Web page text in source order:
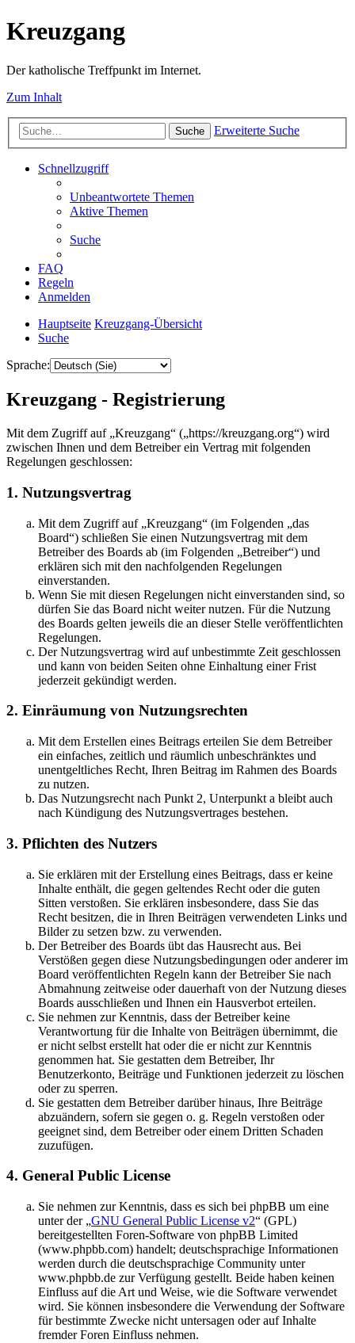
Kreuzgang
Der katholische Treffpunkt im Internet.
Zum Inhalt
Suche Erweiterte Suche
Schnellzugriff
Unbeantwortete Themen
Aktive Themen
Suche
FAQ
Regeln
Anmelden
Hauptseite Kreuzgang-Übersicht
Suche
Sprache:
Kreuzgang - Registrierung
Mit dem Zugriff auf „Kreuzgang“ („https://kreuzgang.org“) wird
zwischen Ihnen und dem Betreiber ein Vertrag mit folgenden
Regelungen geschlossen:
1. Nutzungsvertrag
Mit dem Zugriff auf „Kreuzgang“ (im Folgenden „das
Board“) schließen Sie einen Nutzungsvertrag mit dem
Betreiber des Boards ab (im Folgenden „Betreiber“) und
erklären sich mit den nachfolgenden Regelungen
einverstanden.
Wenn Sie mit diesen Regelungen nicht einverstanden sind, so
dürfen Sie das Board nicht weiter nutzen. Für die Nutzung
des Boards gelten jeweils die an dieser Stelle veröffentlichten
Regelungen.
Der Nutzungsvertrag wird auf unbestimmte Zeit geschlossen
und kann von beiden Seiten ohne Einhaltung einer Frist
jederzeit gekündigt werden.
2. Einräumung von Nutzungsrechten
Mit dem Erstellen eines Beitrags erteilen Sie dem Betreiber
ein einfaches, zeitlich und räumlich unbeschränktes und
unentgeltliches Recht, Ihren Beitrag im Rahmen des Boards
zu nutzen.
Das Nutzungsrecht nach Punkt 2, Unterpunkt a bleibt auch
nach Kündigung des Nutzungsvertrages bestehen.
3. Pflichten des Nutzers
Sie erklären mit der Erstellung eines Beitrags, dass er keine
Inhalte enthält, die gegen geltendes Recht oder die guten
Sitten verstoßen. Sie erklären insbesondere, dass Sie das
Recht besitzen, die in Ihren Beiträgen verwendeten Links und
Bilder zu setzen bzw. zu verwenden.
Der Betreiber des Boards übt das Hausrecht aus. Bei
Verstößen gegen diese Nutzungsbedingungen oder anderer im
Board veröffentlichten Regeln kann der Betreiber Sie nach
Abmahnung zeitweise oder dauerhaft von der Nutzung dieses
Boards ausschließen und Ihnen ein Hausverbot erteilen.
Sie nehmen zur Kenntnis, dass der Betreiber keine
Verantwortung für die Inhalte von Beiträgen übernimmt, die
er nicht selbst erstellt hat oder die er nicht zur Kenntnis
genommen hat. Sie gestatten dem Betreiber, Ihr
Benutzerkonto, Beiträge und Funktionen jederzeit zu löschen
oder zu sperren.
Sie gestatten dem Betreiber darüber hinaus, Ihre Beiträge
abzuändern, sofern sie gegen o. g. Regeln verstoßen oder
geeignet sind, dem Betreiber oder einem Dritten Schaden
zuzufügen.
4. General Public License
Sie nehmen zur Kenntnis, dass es sich bei phpBB um eine
unter der „GNU General Public License v2“ (GPL)
bereitgestellten Foren-Software von phpBB Limited
(www.phpbb.com) handelt; deutschsprachige Informationen
werden durch die deutschsprachige Community unter
www.phpbb.de zur Verfügung gestellt. Beide haben keinen
Einfluss auf die Art und Weise, wie die Software verwendet
wird. Sie können insbesondere die Verwendung der Software
für bestimmte Zwecke nicht untersagen oder auf Inhalte
fremder Foren Einfluss nehmen.